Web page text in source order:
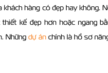
hàng có đẹp hay không.
kế đẹp hơn hoặc ngang
Nhữngdự ánchính là hồ sơ